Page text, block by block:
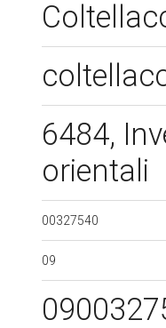
6484,
orientali
00327540
09